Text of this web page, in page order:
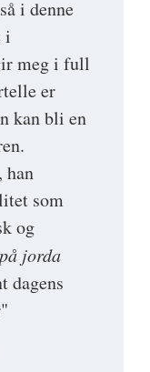
i denne
i
meg i full
er
kan bli en
han
som
og
jorda
dagens